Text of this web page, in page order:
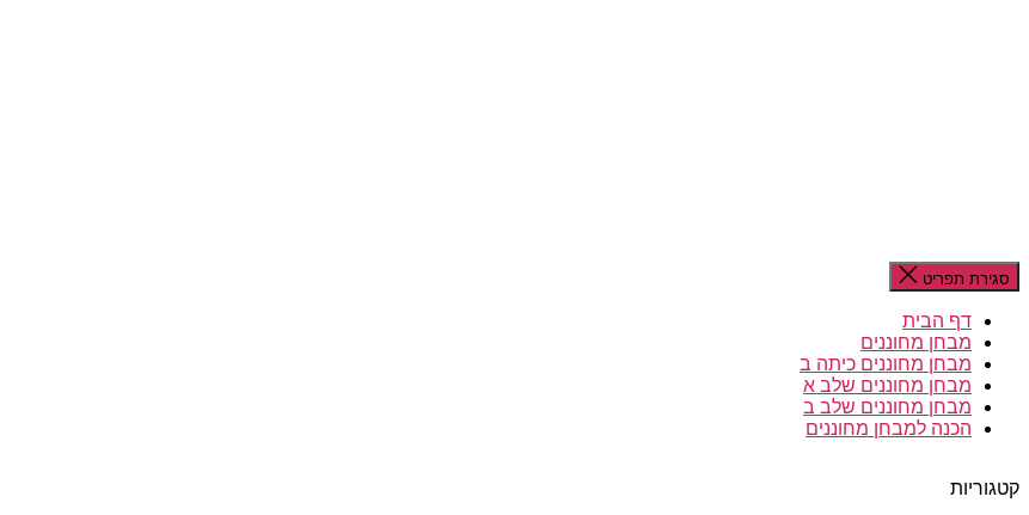
סגירת תפריט
דף הבית
מבחן מחוננים
מבחן מחוננים כיתה ב
מבחן מחוננים שלב א
מבחן מחוננים שלב ב
הכנה למבחן מחוננים
קטגוריות